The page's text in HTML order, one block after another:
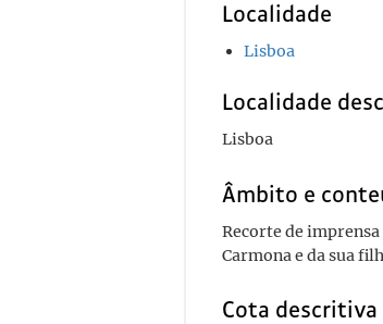
Localidade
Lisboa
Localidade
Lisboa
Âmbito e
Recorte de
Carmona e da sua
Cota descritiva